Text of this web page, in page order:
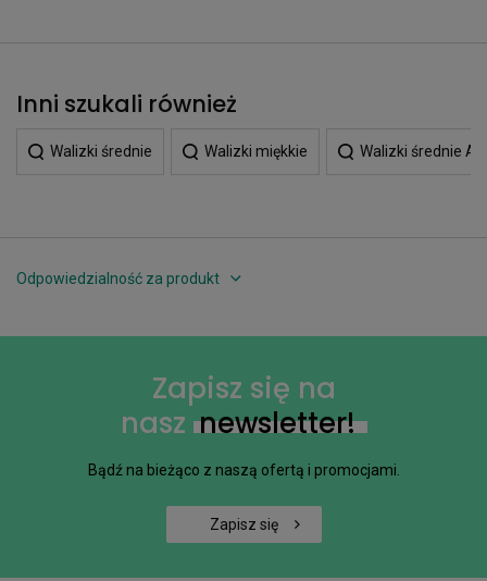
Inni szukali również
Walizki średnie Walizki miękkie Walizki średnie
Odpowiedzialność za produkt
Zapisz się na
nasz newsletter!
Bądź na bieżąco z naszą ofertą i promocjami.
Zapisz się